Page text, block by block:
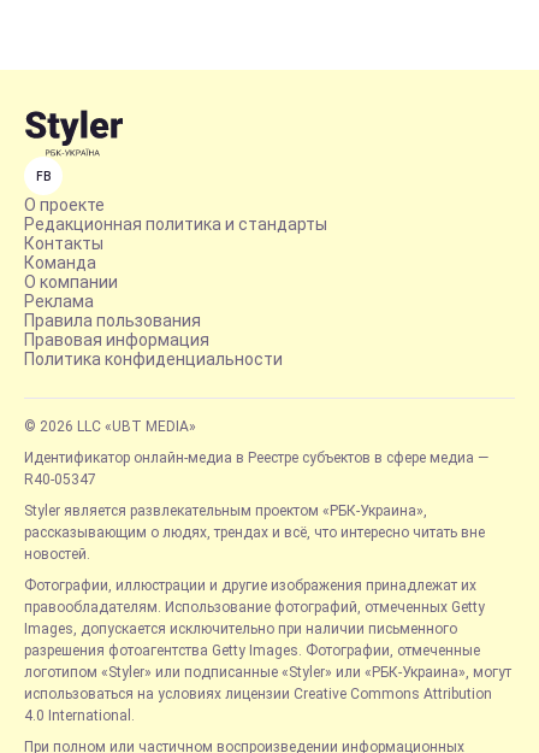
FB
О проекте
Редакционная политика и стандарты
Контакты
Команда
О компании
Реклама
Правила пользования
Правовая информация
Политика конфиденциальности
© 2026 LLC «UBT MEDIA»
Идентификатор онлайн-медиа в Реестре субъектов в сфере медиа —
R40-05347
Styler является развлекательным проектом «РБК-Украина»,
рассказывающим о людях, трендах и всё, что интересно читать вне
новостей.
Фотографии, иллюстрации и другие изображения принадлежат их
правообладателям. Использование фотографий, отмеченных Getty
Images, допускается исключительно при наличии письменного
разрешения фотоагентства Getty Images. Фотографии, отмеченные
логотипом «Styler» или подписанные «Styler» или «РБК-Украина», могут
использоваться на условиях лицензии Creative Commons Attribution
4.0 International.
При полном или частичном воспроизведении информационных